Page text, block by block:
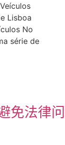
Lisboa
No
série de
免法律问